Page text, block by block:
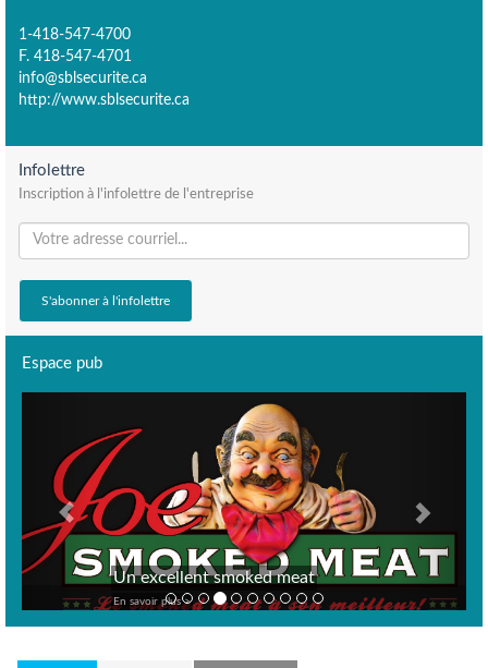
1-418-547-4700
F. 418-547-4701
info@sblsecurite.ca
http://www.sblsecurite.ca
Infolettre
Inscription à l'infolettre de l'entreprise
Espace pub
Un excellent smoked meat
En savoir plus >